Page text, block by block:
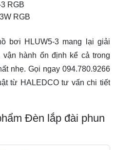
RGB
RGB
bơi HLUW5-3 mang lại giải
hành ổn định kể cả trong
nhẹ. Gọi ngay 094.780.9266
từ HALEDCO tư vấn chi tiết
Đèn lắp đài phun